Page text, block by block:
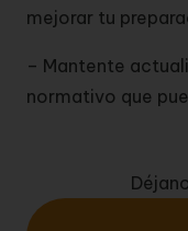
mejorar tu
– Mantente
normativo que